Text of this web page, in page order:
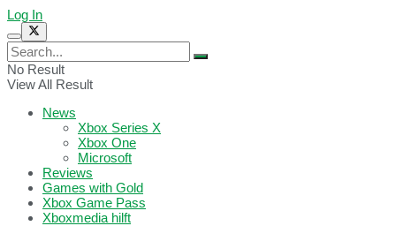
Log In
No Result
View All Result
News
Xbox Series X
Xbox One
Microsoft
Reviews
Games with Gold
Xbox Game Pass
Xboxmedia hilft